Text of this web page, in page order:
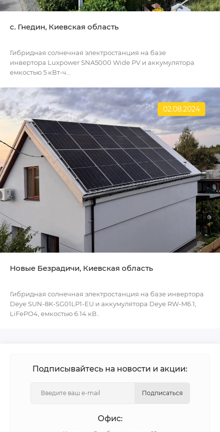
с. Гнедин, Киевская область
Гибридная солнечная электростанция на базе
инвертора Luxpower SNA5000 Wide PV и аккумулятора
емкостью 5 кВт-ч...
02.08.2024
Новые Безрадичи, Киевская область
Гибридная солнечная электростанция на базе инвертора
Deye SUN-8K-SG01LP1-EU и аккумулятора Deye RW-M6.1,
LiFePO4, емкостью 6.14 кВ..
Подписывайтесь на новости и акции:
Подписаться
Офис: